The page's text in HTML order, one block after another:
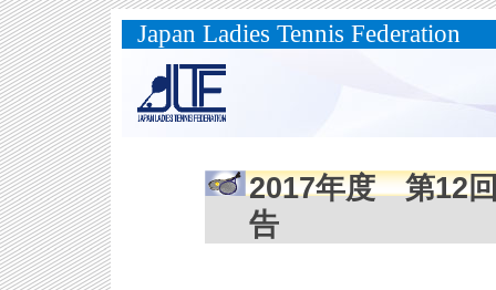
Japan Ladies Tennis Federation
2017年度 第12
告